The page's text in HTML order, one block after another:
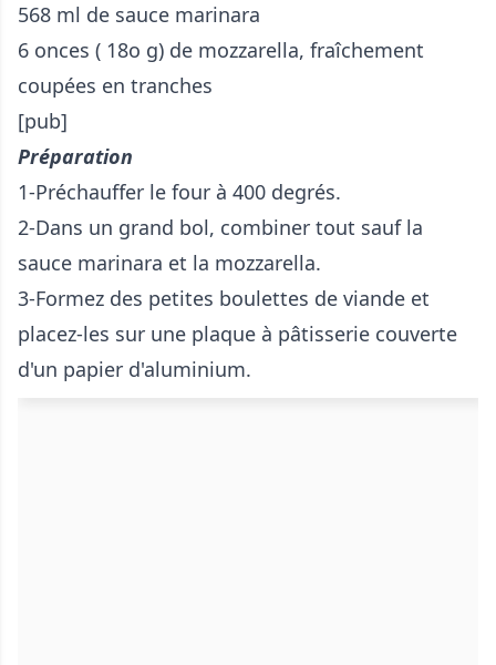
568 ml de sauce marinara
6 onces ( 18o g) de mozzarella, fraîchement
coupées en tranches
[pub]
Préparation
1-Préchauffer le four à 400 degrés.
2-Dans un grand bol, combiner tout sauf la
sauce marinara et la mozzarella.
3-Formez des petites boulettes de viande et
placez-les sur une plaque à pâtisserie couverte
d'un papier d'aluminium.